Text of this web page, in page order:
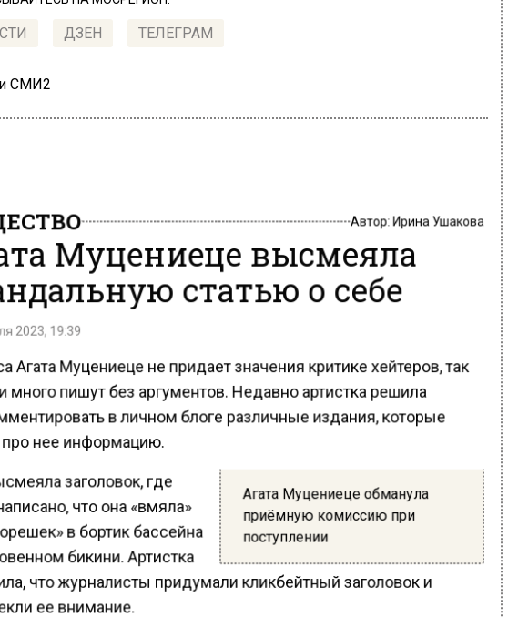
ДЗЕН ТЕЛЕГРАМ
СМИ2
Автор:Ирина Ушакова
Муцениеце высмеяла
статью о себе
2023, 19:39
Агата Муцениеце не придает значения критике хейтеров, так
много пишут без аргументов. Недавно артистка решила
в личном блоге различные издания, которые
нее информацию.
Агата Муцениеце обманула
приёмную комиссию при
поступлении
заголовок, где
что она «вмяла»
в бортик бассейна
бикини. Артистка
что журналисты придумали кликбейтный заголовок и
ее внимание.